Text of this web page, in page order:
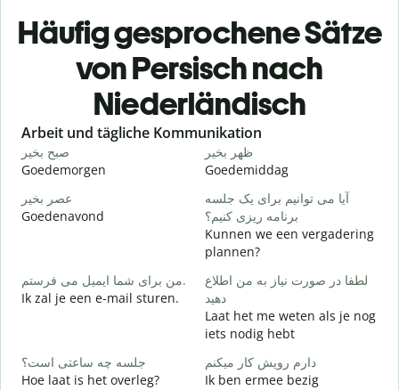
Häufig gesprochene Sätze
von Persisch nach
Niederländisch
Slide 1 of 6
Arbeit und tägliche Kommunikation
صبح بخیر
Goedemorgen
ظهر بخیر
Goedemiddag
عصر بخیر
Goedenavond
آیا می توانیم برای یک جلسه
برنامه ریزی کنیم؟
Kunnen we een vergadering
plannen?
من برای شما ایمیل می فرستم.
Ik zal je een e-mail sturen.
لطفا در صورت نیاز به من اطلاع
دهید
Laat het me weten als je nog
iets nodig hebt
جلسه چه ساعتی است؟
Hoe laat is het overleg?
دارم رویش کار میکنم
Ik ben ermee bezig